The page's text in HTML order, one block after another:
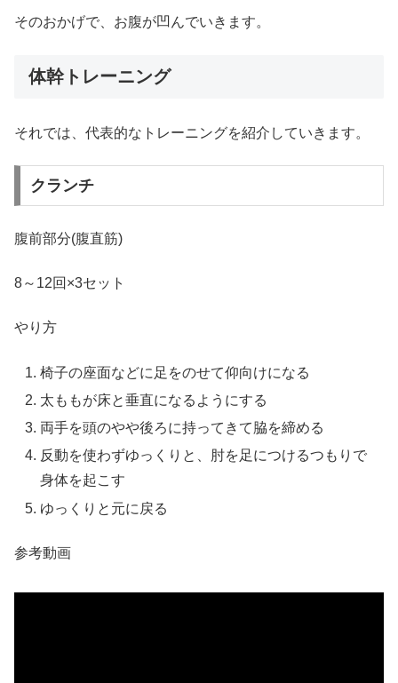
そのおかげで、お腹が凹んでいきます。
体幹トレーニング
それでは、代表的なトレーニングを紹介していきます。
クランチ
腹前部分(腹直筋)
8～12回×3セット
やり方
椅子の座面などに足をのせて仰向けになる
太ももが床と垂直になるようにする
両手を頭のやや後ろに持ってきて脇を締める
反動を使わずゆっくりと、肘を足につけるつもりで
身体を起こす
ゆっくりと元に戻る
参考動画